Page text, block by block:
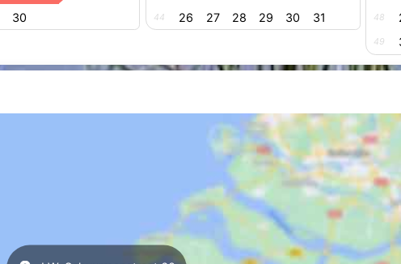
30 44 26 27 28 29 30 31 48
49